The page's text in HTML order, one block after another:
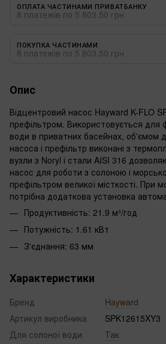
ОПЛАТА ЧАСТИНАМИ ПРИВАТБАНКУ
8 платежів по 5 803.50 грн
ПОКУПКА ЧАСТИНАМИ
8 платежів по 5 803.50 грн
Опис
Відцентровий насос Hayward K-FLO
префільтром. Використовується для
води в приватних басейнах, об'ємом
насоса і префільтр виконані з
вузли з Noryl і стали AISI 316
насос для роботи з солоною і
префільтром великої місткості. При
потрібна додаткова установка
Продуктивність: 21.9 м³/год
Потужність: 1.61 кВт
З'єднання: 63 мм
Характеристики
Бренд
Hayward
Артикул виробника
SPK12615XY3
Для солоної води
Так